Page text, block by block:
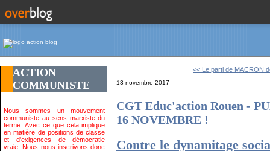
ACTION
COMMUNISTE
Nous sommes un mouvement
communiste au sens marxiste du
terme. Avec ce que cela implique
en matière de positions de classe
et d'exigences de démocratie
vraie. Nous nous inscrivons donc
<< Le parti de MACRON
13 novembre 2017
CGT Educ'action Rouen -
16 NOVEMBRE !
Contre le dynamitage